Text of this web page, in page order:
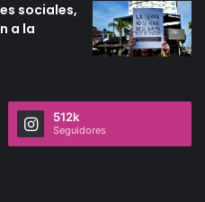
sociales,
a la
512k
Seguidores